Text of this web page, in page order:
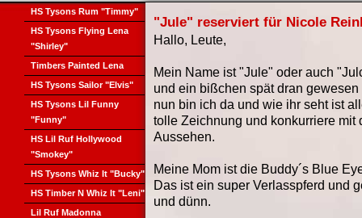
HS Tysons Rum "Timmy"
HS Tysons Flying Lena
"Shirley"
Timbers Painted Lena
HS Tysons Sailor "Elvis"
HS Tysons Lil Funny
"Funny"
HS Lil Ruf Hollywood
"Smokey"
HS Tysons Whiz It "Bucky"
HS Timber N Whiz It "Leni"
Lil Ruf Madonna
"Jule" reserviert für Nicole
Hallo, Leute,
Mein Name ist "Jule" oder auch
und ein bißchen spät dran
nun bin ich da und wie ihr seht ist
tolle Zeichnung und konkurriere mit
Aussehen.
Meine Mom ist die Buddy´s Blue
Das ist ein super Verlasspferd und
und dünn.